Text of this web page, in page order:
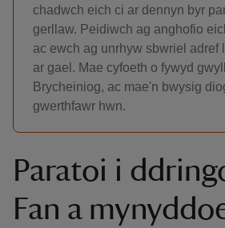
chadwch eich ci ar dennyn byr
gerllaw. Peidiwch ag anghofio
ac ewch ag unrhyw sbwriel adref
ar gael. Mae cyfoeth o fywyd
Brycheiniog, ac mae'n bwysig
gwerthfawr hwn.
Paratoi i
Fan a